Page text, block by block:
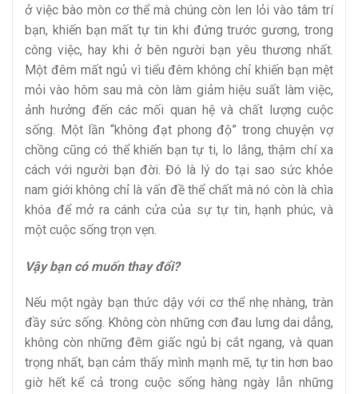
ở việc bào mòn cơ thể mà chúng còn len lỏi vào tâm trí
bạn, khiến bạn mất tự tin khi đứng trước gương, trong
công việc, hay khi ở bên người bạn yêu thương nhất.
Một đêm mất ngủ vì tiểu đêm không chỉ khiến bạn mệt
mỏi vào hôm sau mà còn làm giảm hiệu suất làm việc,
ảnh hưởng đến các mối quan hệ và chất lượng cuộc
sống. Một lần “không đạt phong độ” trong chuyện vợ
chồng cũng có thể khiến bạn tự ti, lo lắng, thậm chí xa
cách với người bạn đời. Đó là lý do tại sao sức khỏe
nam giới không chỉ là vấn đề thể chất mà nó còn là chìa
khóa để mở ra cánh cửa của sự tự tin, hạnh phúc, và
một cuộc sống trọn vẹn.
Vậy bạn có muốn thay đổi?
Nếu một ngày bạn thức dậy với cơ thể nhẹ nhàng, tràn
đầy sức sống. Không còn những cơn đau lưng dai dẳng,
không còn những đêm giấc ngủ bị cắt ngang, và quan
trọng nhất, bạn cảm thấy mình mạnh mẽ, tự tin hơn bao
giờ hết kể cả trong cuộc sống hàng ngày lẫn những